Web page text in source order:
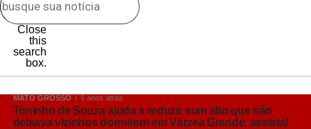
Close
this
search
box.
MATO GROSSO 5 anos atrás
Toninho de Souza ajuda a reduzir som alto que não
deixava vizinhos dormirem em Várzea Grande, assista!